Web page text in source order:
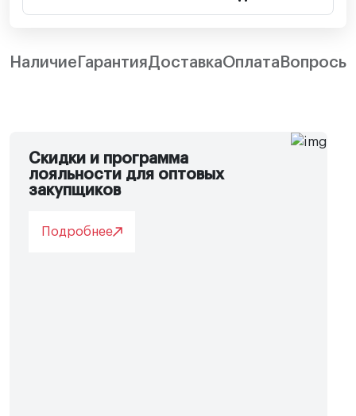
Наличие ГарантияДоставкаОплата
Скидки и программа
лояльности для оптовых
закупщиков
Подробнее